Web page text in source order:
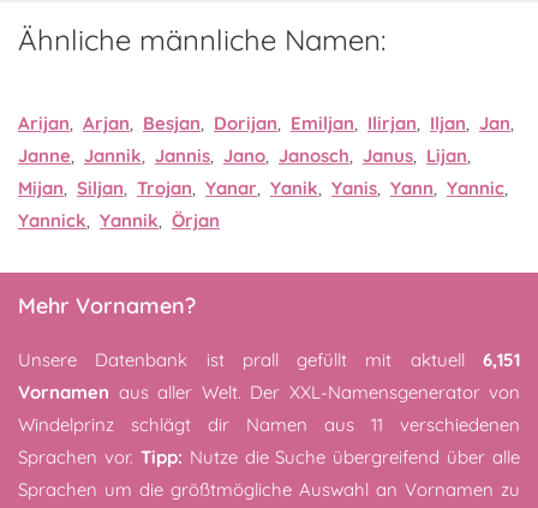
Ähnliche männliche Namen:
Arijan, Arjan, Besjan, Dorijan, Emiljan, Ilirjan, Iljan, Jan,
Janne, Jannik, Jannis, Jano, Janosch, Janus, Lijan,
Mijan, Siljan, Trojan, Yanar, Yanik, Yanis, Yann, Yannic,
Yannick, Yannik, Örjan
Mehr Vornamen?
Unsere Datenbank ist prall gefüllt mit aktuell 6,151
Vornamen aus aller Welt. Der XXL-Namensgenerator von
Windelprinz schlägt dir Namen aus 11 verschiedenen
Sprachen vor. Tipp: Nutze die Suche übergreifend über alle
Sprachen um die größtmögliche Auswahl an Vornamen zu